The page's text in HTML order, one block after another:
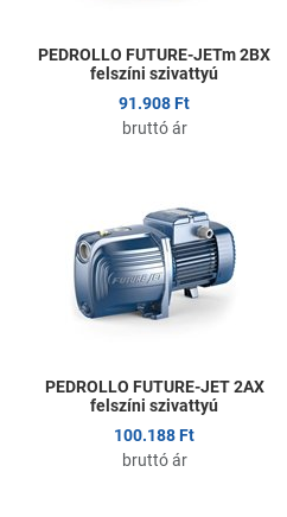
PEDROLLO FUTURE-JETm 2BX
felszíni szivattyú
91.908 Ft
bruttó ár
Összehasonlítom
Gyors nézet
PEDROLLO FUTURE-JET 2AX
felszíni szivattyú
100.188 Ft
bruttó ár